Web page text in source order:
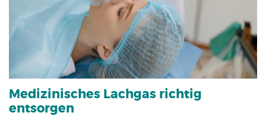
Medizinisches Lachgas richtig
entsorgen